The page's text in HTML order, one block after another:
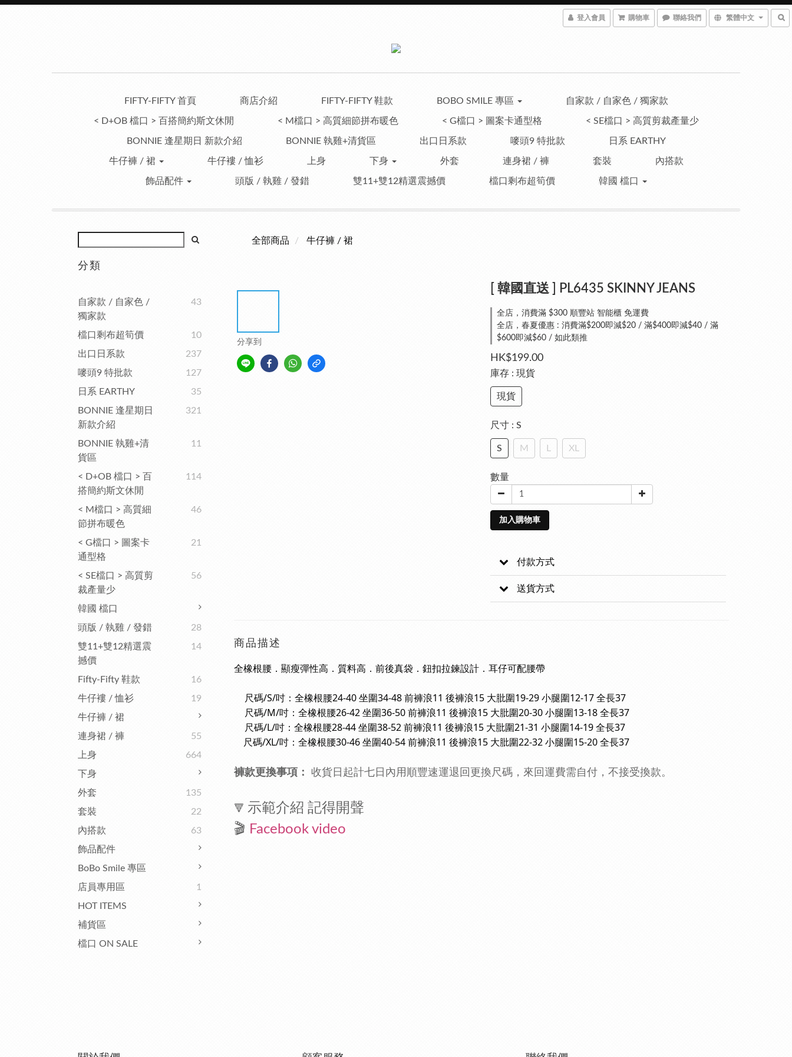
登入會員 購物車 聯絡我們 繁體中文
FIFTY-FIFTY 首頁 商店介紹 FIFTY-FIFTY 鞋款 BOBO SMILE 專區 自家款 / 自家色 / 獨家款
< D+OB 檔口 > 百搭簡約斯文休閒 < M檔口 > 高質細節拼布暖色 < G檔口 > 圖案卡通型格 < SE檔口 > 高質剪裁產量少
BONNIE 逢星期日 新款介紹 BONNIE 執雞+清貨區 出口日系款 嘜頭9 特批款 日系 EARTHY
牛仔褲 / 裙 牛仔褸 / 恤衫 上身 下身 外套 連身裙 / 褲 套裝 內搭款
飾品配件 頭版 / 執雞 / 發錯 雙11+雙12精選震撼價 檔口剩布超筍價 韓國 檔口
分類
自家款 / 自家色 /
獨家款
43
檔口剩布超筍價
10
出口日系款
237
嘜頭9 特批款
127
日系 EARTHY
35
BONNIE 逢星期日
新款介紹
321
BONNIE 執雞+清
貨區
11
< D+OB 檔口 > 百
搭簡約斯文休閒
114
< M檔口 > 高質細
節拼布暖色
46
< G檔口 > 圖案卡
通型格
21
< SE檔口 > 高質剪
裁產量少
56
韓國 檔口
頭版 / 執雞 / 發錯
28
雙11+雙12精選震
撼價
14
Fifty-Fifty 鞋款
16
牛仔褸 / 恤衫
19
牛仔褲 / 裙
連身裙 / 褲
55
上身
664
下身
外套
135
套裝
22
內搭款
63
飾品配件
BoBo Smile 專區
店員專用區
1
HOT ITEMS
補貨區
檔口 ON SALE
全部商品 牛仔褲 / 裙
分享到
[ 韓國直送 ] PL6435 SKINNY JEANS
全店，消費滿 $300 順豐站 智能櫃 免運費
全店，春夏優惠 : 消費滿$200即減$20 / 滿$400即減$40 / 滿
$600即減$60 / 如此類推
HK$199.00
庫存 : 現貨
現貨
尺寸 : S
S M XL
數量
加入購物車
付款方式
送貨方式
商品描述
全橡根腰．顯瘦彈性高．質料高．前後真袋．鈕扣拉鍊設計．耳仔可配腰帶
尺碼/S/吋：全橡根腰24-40 坐圍34-48 前褲浪11 後褲浪15 大肶圍19-29 小腿圍12-17 全長37
尺碼/M/吋：全橡根腰26-42 坐圍36-50 前褲浪11 後褲浪15 大肶圍20-30 小腿圍13-18 全長37
尺碼/L/吋：全橡根腰28-44 坐圍38-52 前褲浪11 後褲浪15 大肶圍21-31 小腿圍14-19 全長37
尺碼/XL/吋：全橡根腰30-46 坐圍40-54 前褲浪11 後褲浪15 大肶圍22-32 小腿圍15-20 全長37
褲款更換事項： 收貨日起計七日內用 順豐速運退回 更換尺碼，來回運費需自付 ， 不接受換款。
🔻 示範介紹 記得開聲
🎬 Facebook video